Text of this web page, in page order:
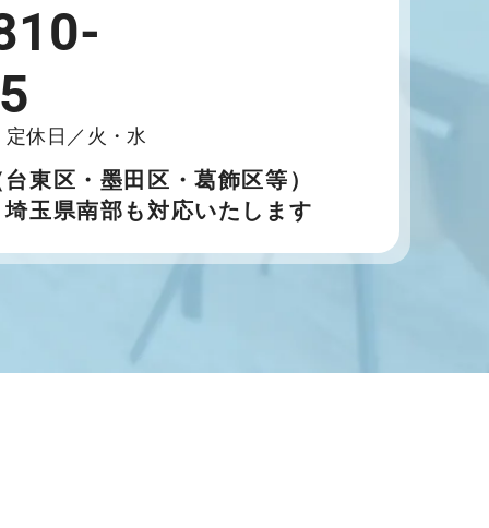
休日／火・水
東区・墨田区・葛飾区等）
玉県南部も対応いたします